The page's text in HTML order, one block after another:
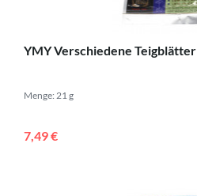
YMY Verschiedene Teigblätter
Menge: 21 g
7,49 €